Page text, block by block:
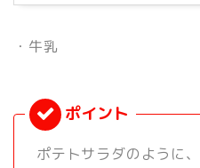
・牛乳
ポテトサラダのように、